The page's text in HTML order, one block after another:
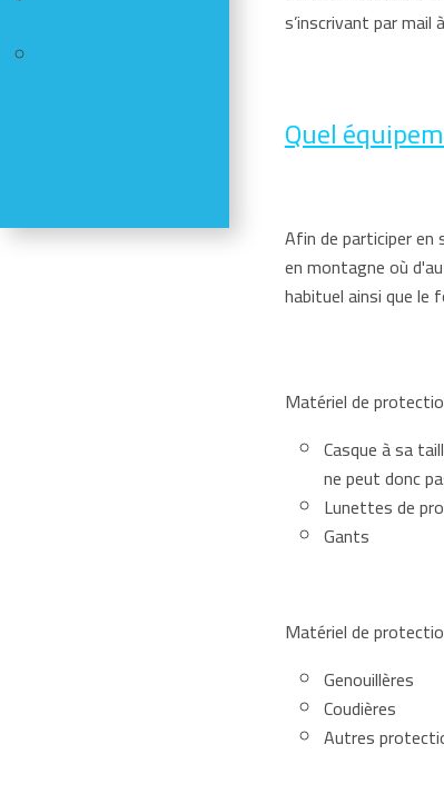
s’inscrivant par mail à
Quel
Afin de participer
en montagne où
habituel ainsi que
Matériel de
Casque à sa
ne peut donc
Lunettes de
Gants
Matériel de
Genouillères
Coudières
Autres